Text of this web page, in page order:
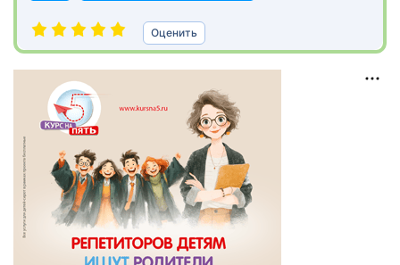
Оценить